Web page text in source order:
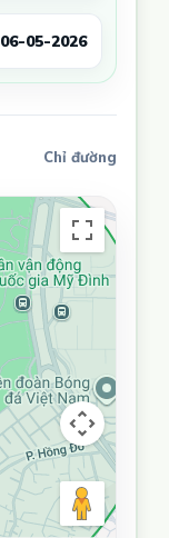
06-05-2026
Chỉ đường